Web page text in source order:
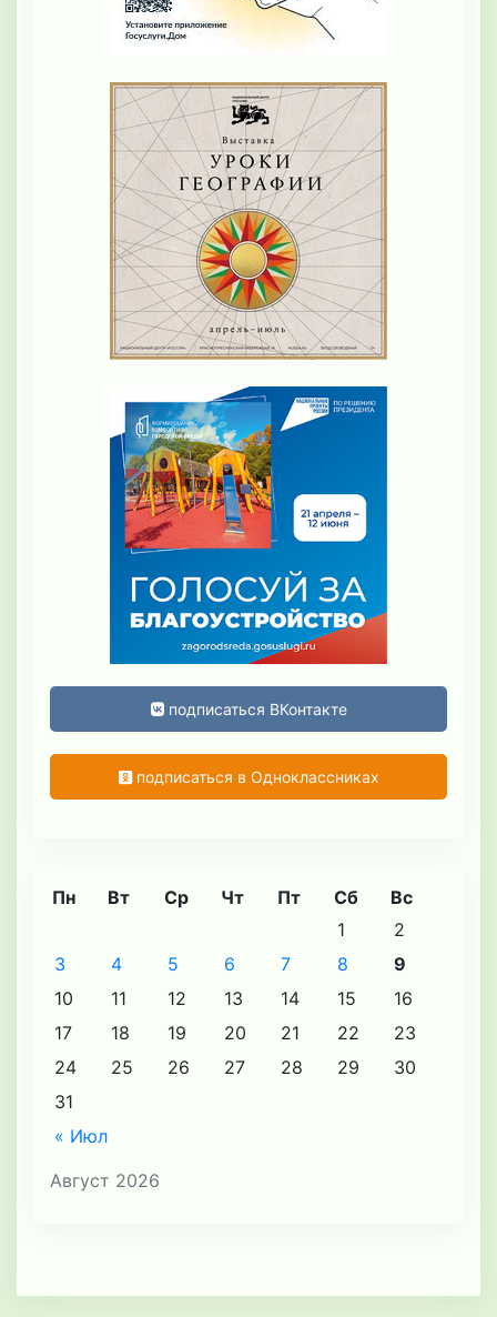
подписаться ВКонтакте
подписаться в Одноклассниках
Август 2026
Пн Вт Ср Чт Пт Сб Вс
« Июл
1
2
3
4 5 6 7 8
9
10
11 12 13 14 15
16
17
18 19 20 21 22
23
24
25 26 27 28 29
30
31